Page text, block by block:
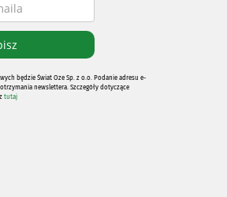
będzie Świat Oze Sp. z o.o. Podanie adresu e-
newslettera. Szczegóły dotyczące
tutaj